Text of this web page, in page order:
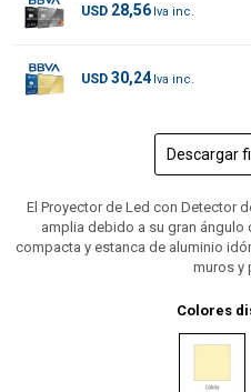
USD 28,56
USD 30,24
Descargar
El Proyector de Led con Detector
amplia debido a su gran ángulo
compacta y estanca de aluminio
muros y
Colores